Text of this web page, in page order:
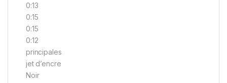
0:13
0:15
0:15
0:12
principales
jet d’encre
Noir